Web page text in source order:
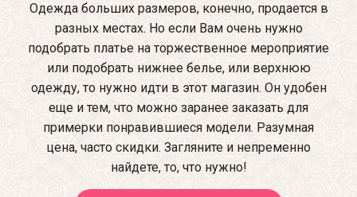
Одежда больших размеров, конечно, продается в
разных местах. Но если Вам очень нужно
подобрать платье на торжественное мероприятие
или подобрать нижнее белье, или верхнюю
одежду, то нужно идти в этот магазин. Он удобен
еще и тем, что можно заранее заказать для
примерки понравившиеся модели. Разумная
цена, часто скидки. Загляните и непременно
найдете, то, что нужно!